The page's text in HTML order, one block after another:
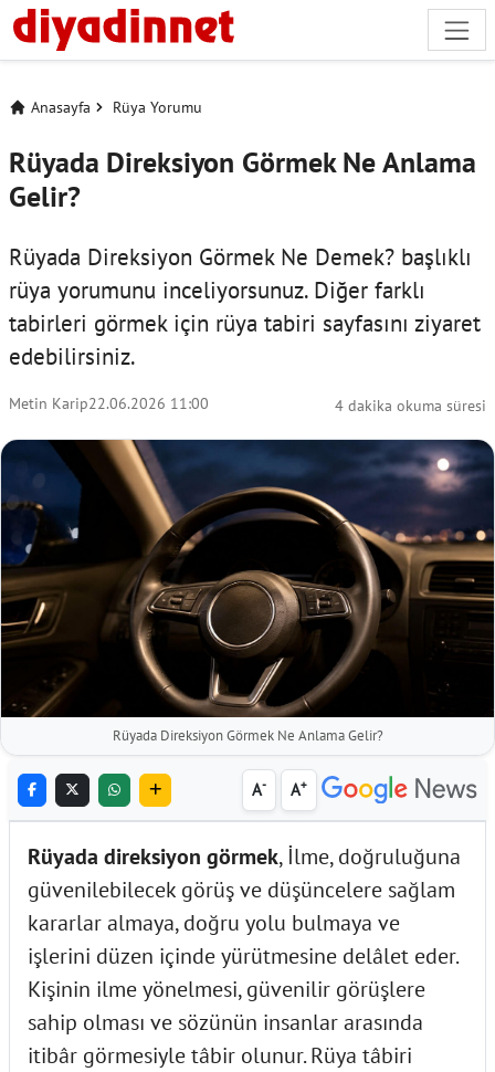
Anasayfa Rüya Yorumu
Rüyada Direksiyon Görmek Ne Anlama
Gelir?
Rüyada Direksiyon Görmek Ne Demek? başlıklı
rüya yorumunu inceliyorsunuz. Diğer farklı
tabirleri görmek için rüya tabiri sayfasını ziyaret
edebilirsiniz.
Metin Karip22.06.2026 11:00 4 dakika okuma süresi
Rüyada Direksiyon Görmek Ne Anlama Gelir?
A- A+
Rüyada direksiyon görmek, İlme, doğruluğuna
güvenilebilecek görüş ve düşüncelere sağlam
kararlar almaya, doğru yolu bulmaya ve
işlerini düzen içinde yürütmesine delâlet eder.
Kişinin ilme yönelmesi, güvenilir görüşlere
sahip olması ve sözünün insanlar arasında
itibâr görmesiyle tâbir olunur. Rüya tâbiri